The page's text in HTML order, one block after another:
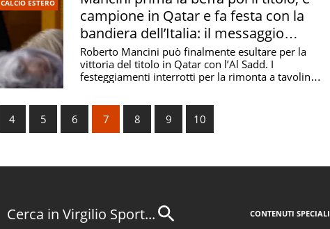
CALCIO ESTERO
campione in Qatar e fa festa con la
bandiera dell’Italia: il messaggio
dell’ex ct
Roberto Mancini può finalmente esultare per la
vittoria del titolo in Qatar con l’Al Sadd. I
festeggiamenti interrotti per la rimonta a tavolino
4 5 6 7 8 9 10
Cerca in Virgilio Sport... CONTENUTI SPECIALI